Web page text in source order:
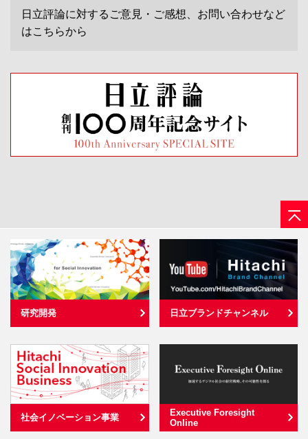
日立評論に対するご意見・ご感想、お問い合わせなど
はこちらから
研究開発 日立ブランドチャンネル
社会イノベーション事業
Executive Foresight
Online